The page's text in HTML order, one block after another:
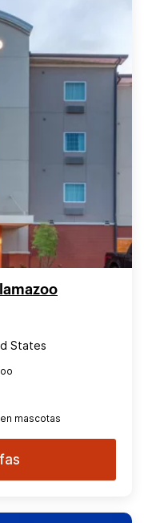
States
mascotas